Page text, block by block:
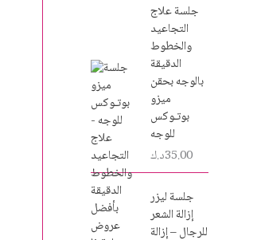
جلسة علاج
التجاعيد
والخطوط
الدقيقة
بالوجه بحقن
ميزو
بوتـوكس
للوجه
35.00د.ك
جلسة ليزر
إزالة الشعر
للرجال – إزالة